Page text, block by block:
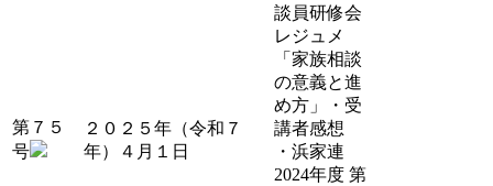
第７５
号
２０２５年（令和７
年）４月１日
談員研修会
レジュメ
「家族相談
の意義と進
め方」・受
講者感想
・浜家連
2024年度 第